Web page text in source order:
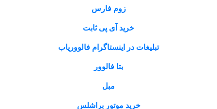
زوم فارس
خرید آی پی ثابت
تبلیغات در اینستاگرام فالووریاب
خرید موتور براشلس